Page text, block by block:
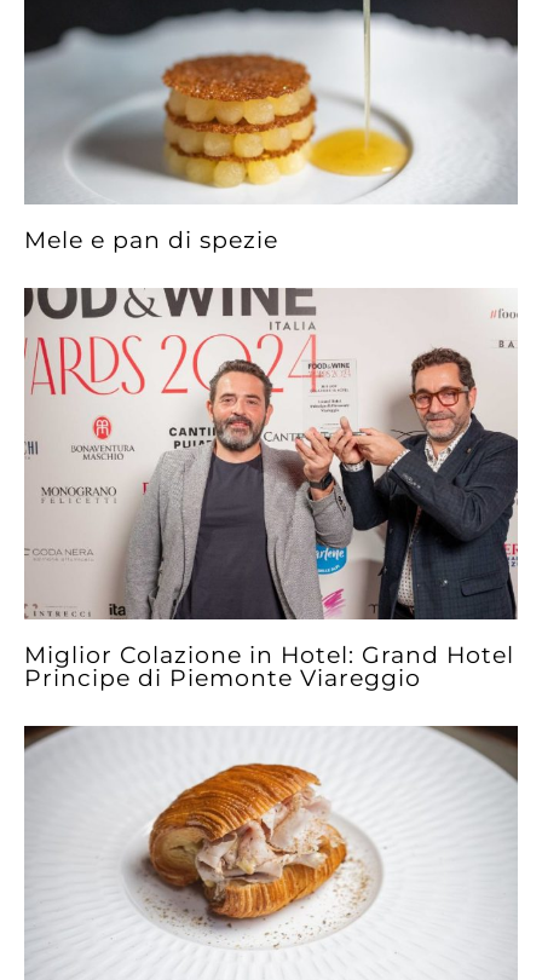
Mele e pan di spezie
Miglior Colazione in Hotel: Grand Hotel
Principe di Piemonte Viareggio